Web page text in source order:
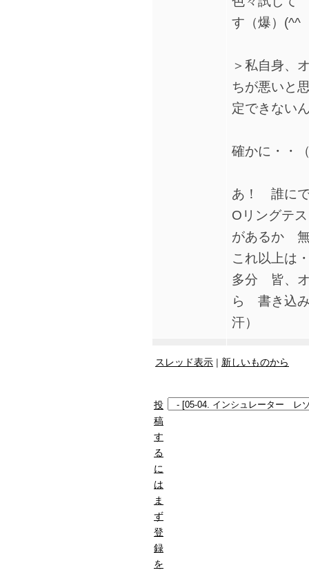
す（爆）(^^
＞私自身、
ちが悪いと
定できない
確かに・・
あ！ 誰に
Oリングテ
があるか 無
これ以上は
多分 皆、オ
ら 書き込
汗）
スレッド表示 | 新しいものから
投
稿
す
る
に
は
ま
ず
登
録
を